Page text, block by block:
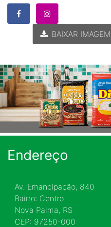
BAIXAR
Endereço
Av. Emancipação, 840
Bairro: Centro
Nova Palma, RS
CEP: 97250-000